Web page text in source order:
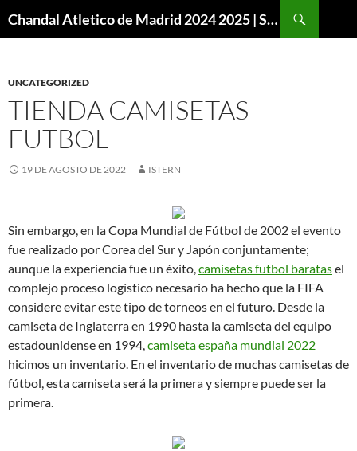
Chandal Atletico de Madrid 2024 2025 | SuperVigo
UNCATEGORIZED
TIENDA CAMISETAS
FUTBOL
19 DE AGOSTO DE 2022 ISTERN
Sin embargo, en la Copa Mundial de Fútbol de 2002 el evento
fue realizado por Corea del Sur y Japón conjuntamente;
aunque la experiencia fue un éxito,camisetas futbol baratasel
complejo proceso logístico necesario ha hecho que la FIFA
considere evitar este tipo de torneos en el futuro. Desde la
camiseta de Inglaterra en 1990 hasta la camiseta del equipo
estadounidense en 1994,camiseta españa mundial 2022
hicimos un inventario. En el inventario de muchas camisetas de
fútbol, esta camiseta será la primera y siempre puede ser la
primera.